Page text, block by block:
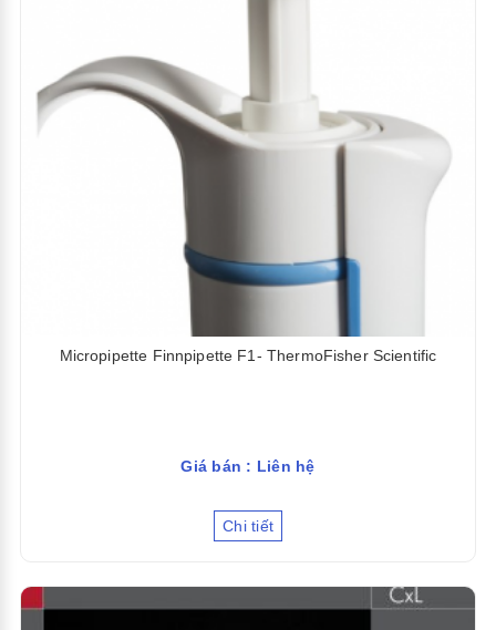
Micropipette Finnpipette F1- ThermoFisher Scientific
Giá bán : Liên hệ
Chi tiết